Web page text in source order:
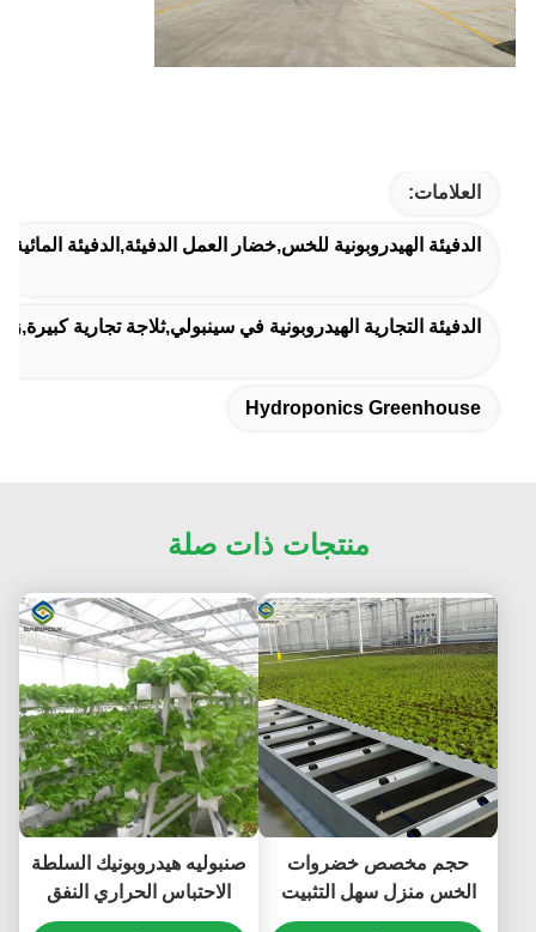
العلامات:
الدفيئة الهيدروبونية للخس,خضار العمل الدفيئة,الدفيئة المائية
الدفيئة التجارية الهيدروبونية في سينبولي,ثلاجة تجارية
Hydroponics Greenhouse
منتجات ذات صلة
حجم مخصص خضروات
الخس منزل سهل التثبيت
مع الباب المنزلق / المتحرك
صنبوليه هيدروبونيك السلطة
الاحتباس الحراري النفق
الاحتباس الحراري المخصص